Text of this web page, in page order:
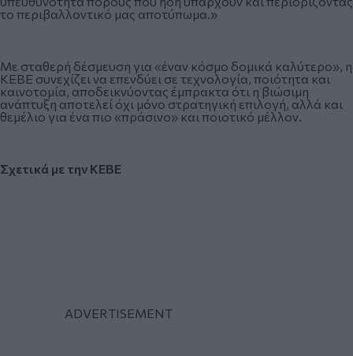
το περιβαλλοντικό μας αποτύπωμα.»
Με σταθερή δέσμευση για «έναν κόσμο δομικά καλύτερο», η
ΚΕΒΕ συνεχίζει να επενδύει σε τεχνολογία, ποιότητα και
καινοτομία, αποδεικνύοντας έμπρακτα ότι η βιώσιμη
ανάπτυξη αποτελεί όχι μόνο στρατηγική επιλογή, αλλά και
θεμέλιο για ένα πιο «πράσινο» και ποιοτικό μέλλον.
Σχετικά με την ΚΕΒΕ